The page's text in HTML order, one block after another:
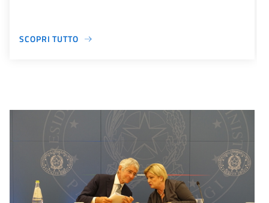
SCOPRI TUTTO